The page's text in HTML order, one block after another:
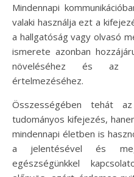
Mindennapi
valaki használja ezt a
a hallgatóság vagy olvasó
ismerete azonban
növeléséhez és az
értelmezéséhez.
Összességében tehát
tudományos kifejezés,
mindennapi életben is
a jelentésével és
egészségünkkel